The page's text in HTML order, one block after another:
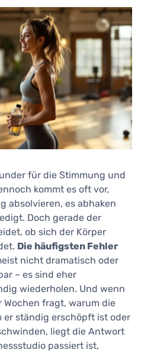
für die Stimmung und
kommt es oft vor,
absolvieren, es abhaken
Doch gerade der
ob sich der Körper
Die häufigsten Fehler
nicht dramatisch oder
– es sind eher
wiederholen. Und wenn
fragt, warum die
ständig erschöpft ist oder
liegt die Antwort
passiert ist,